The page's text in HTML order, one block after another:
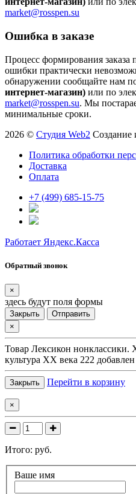
market@rosspen.su
Ошибка в заказе
Процесс формирования заказа
ошибки практически
обнаружении сообщайте нам
интернет-магазин) или по
market@rosspen.su. Мы
минимальные сроки.
2026 © Студия Web2 Создание
Политика обработки
Доставка
Оплата
+7 (499) 685-15-75
Работает Яндекс.Касса
Обратный звонок
×
здесь будут поля формы
Закрыть
Отправить
×
Товар Лексикон нонклассики.
культура XX века 222
Закрыть Перейти в корзину
×
Итого: руб.
Ваше имя